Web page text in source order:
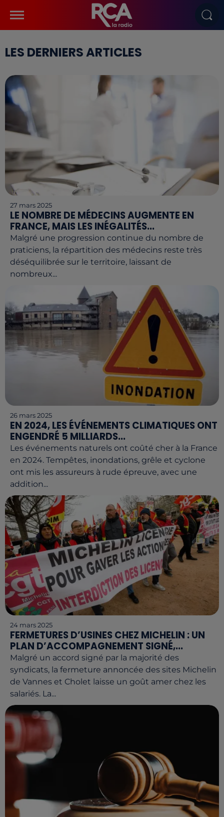
LES DERNIERS ARTICLES
27 mars 2025
LE NOMBRE DE MÉDECINS AUGMENTE EN
FRANCE, MAIS LES INÉGALITÉS...
Malgré une progression continue du nombre de
praticiens, la répartition des médecins reste très
déséquilibrée sur le territoire, laissant de
nombreux...
26 mars 2025
EN 2024, LES ÉVÉNEMENTS CLIMATIQUES ONT
ENGENDRÉ 5 MILLIARDS...
Les événements naturels ont coûté cher à la France
en 2024. Tempêtes, inondations, grêle et cyclone
ont mis les assureurs à rude épreuve, avec une
addition...
24 mars 2025
FERMETURES D’USINES CHEZ MICHELIN : UN
PLAN D’ACCOMPAGNEMENT SIGNÉ,...
Malgré un accord signé par la majorité des
syndicats, la fermeture annoncée des sites Michelin
de Vannes et Cholet laisse un goût amer chez les
salariés. La...